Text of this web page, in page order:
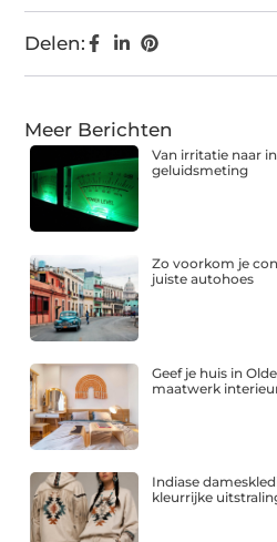
Delen:
Meer Berichten
Van irritatie naar
geluidsmeting
Zo voorkom je
juiste autohoes
Geef je huis in
maatwerk
Indiase
kleurrijke